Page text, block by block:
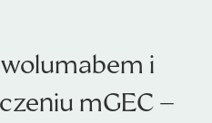
i
mGEC –